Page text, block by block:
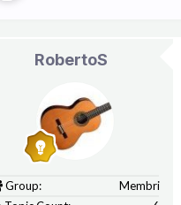
RobertoS
Group:
Membri